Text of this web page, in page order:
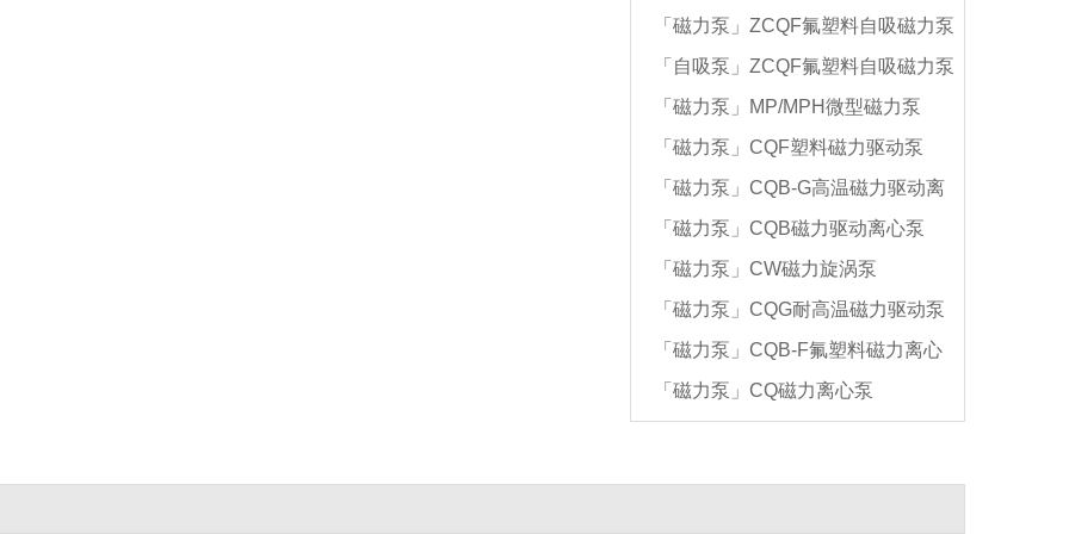
「磁力泵」ZCQF氟塑料自吸磁力泵
「自吸泵」ZCQF氟塑料自吸磁力泵
「磁力泵」MP/MPH微型磁力泵
「磁力泵」CQF塑料磁力驱动泵
「磁力泵」CQB-G高温磁力驱动离
心泵「磁力泵」CQB磁力驱动离心泵
「磁力泵」CW磁力旋涡泵
「磁力泵」CQG耐高温磁力驱动泵
「磁力泵」CQB-F氟塑料磁力离心
「磁力泵」CQ磁力离心泵